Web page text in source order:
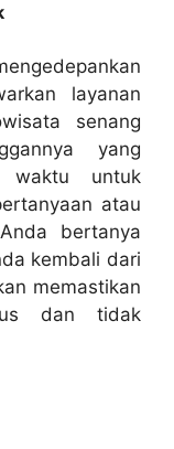
layanan
senang
yang
waktu untuk
atau
bertanya
kembali dari
memastikan
dan tidak